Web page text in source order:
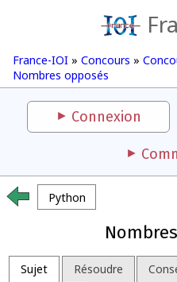
France-IOI » Concours »
Nombres opposés
Connexion
Python
Sujet Résoudre